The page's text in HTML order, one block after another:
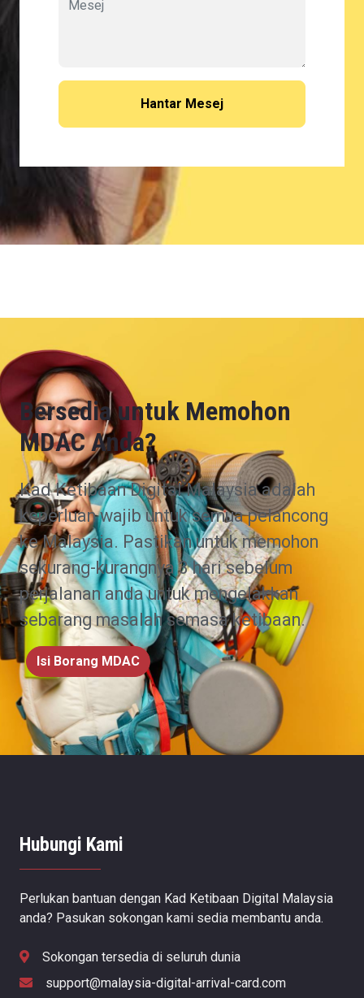
Hantar Mesej
Bersedia untuk Memohon
MDAC Anda?
Kad Ketibaan Digital Malaysia adalah
keperluan wajib untuk semua pelancong
ke Malaysia. Pastikan untuk memohon
sekurang-kurangnya 3 hari sebelum
perjalanan anda untuk mengelakkan
sebarang masalah semasa ketibaan.
Isi Borang MDAC
Hubungi Kami
Perlukan bantuan dengan Kad Ketibaan Digital Malaysia
anda? Pasukan sokongan kami sedia membantu anda.
Sokongan tersedia di seluruh dunia
support@malaysia-digital-arrival-card.com